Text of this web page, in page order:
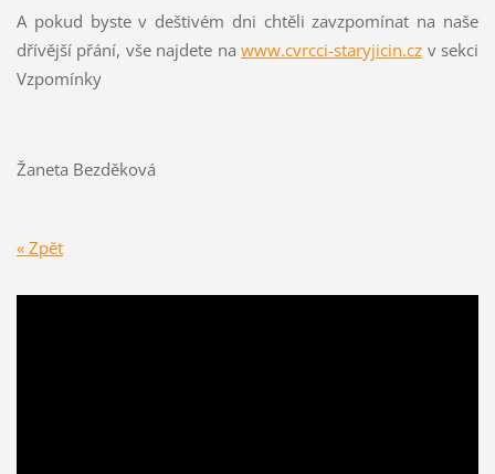
A pokud byste v deštivém dni chtěli zavzpomínat na naše
dřívější přání, vše najdete nawww.cvrcci-staryjicin.cz v sekci
Vzpomínky
Žaneta Bezděková
« Zpět